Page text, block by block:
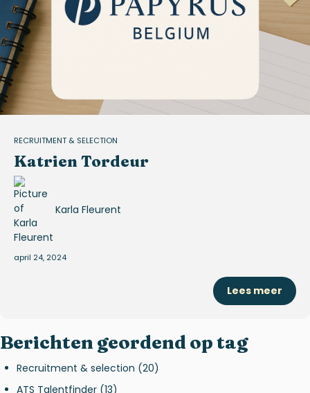
RECRUITMENT & SELECTION
Katrien Tordeur
Karla Fleurent
april 24, 2024
Lees meer
Berichten geordend op tag
Recruitment & selection (20)
ATS Talentfinder (13)